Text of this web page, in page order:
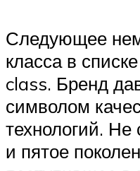
Следующее
класса в
class. Бренд
символом
технологий.
и пятое